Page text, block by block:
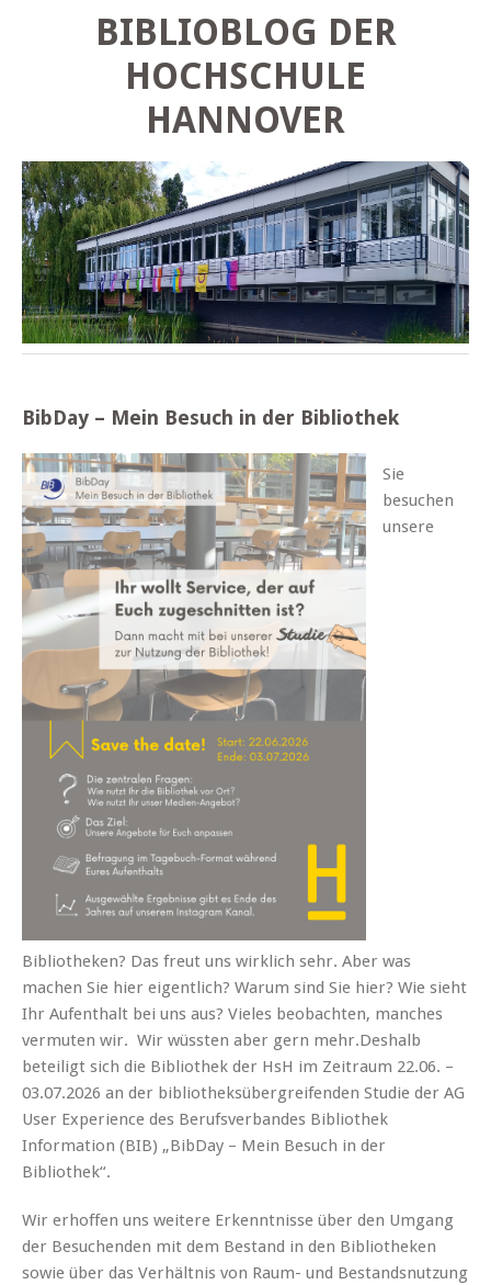
BIBLIOBLOG DER
HOCHSCHULE
HANNOVER
BibDay – Mein Besuch in der Bibliothek
Sie
besuchen
unsere
Bibliotheken? Das freut uns wirklich sehr. Aber was
machen Sie hier eigentlich? Warum sind Sie hier? Wie sieht
Ihr Aufenthalt bei uns aus? Vieles beobachten, manches
vermuten wir. Wir wüssten aber gern mehr.Deshalb
beteiligt sich die Bibliothek der HsH im Zeitraum 22.06. –
03.07.2026 an der bibliotheksübergreifenden Studie der AG
User Experience des Berufsverbandes Bibliothek
Information (BIB) „BibDay – Mein Besuch in der
Bibliothek“.
Wir erhoffen uns weitere Erkenntnisse über den Umgang
der Besuchenden mit dem Bestand in den Bibliotheken
sowie über das Verhältnis von Raum- und Bestandsnutzung